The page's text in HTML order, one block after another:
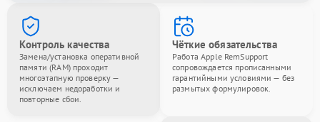
Контроль качества
Замена/установка оперативной
памяти (RAM) проходит
многоэтапную проверку —
исключаем недоработки и
повторные сбои.
Чёткие обязательства
Работа Apple RemSupport
сопровождается прописанными
гарантийными условиями — без
размытых формулировок.